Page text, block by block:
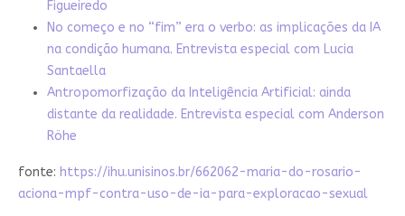
Figueiredo
No começo e no “fim” era o verbo: as implicações da IA
na condição humana. Entrevista especial com Lucia
Santaella
Antropomorfização da Inteligência Artificial: ainda
distante da realidade. Entrevista especial com Anderson
Röhe
fonte: https://ihu.unisinos.br/662062-maria-do-rosario-
aciona-mpf-contra-uso-de-ia-para-exploracao-sexual